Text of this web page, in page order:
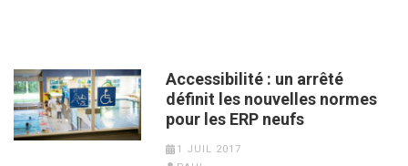
Accessibilité : un arrêté
définit les nouvelles normes
pour les ERP neufs
1 JUIL 2017